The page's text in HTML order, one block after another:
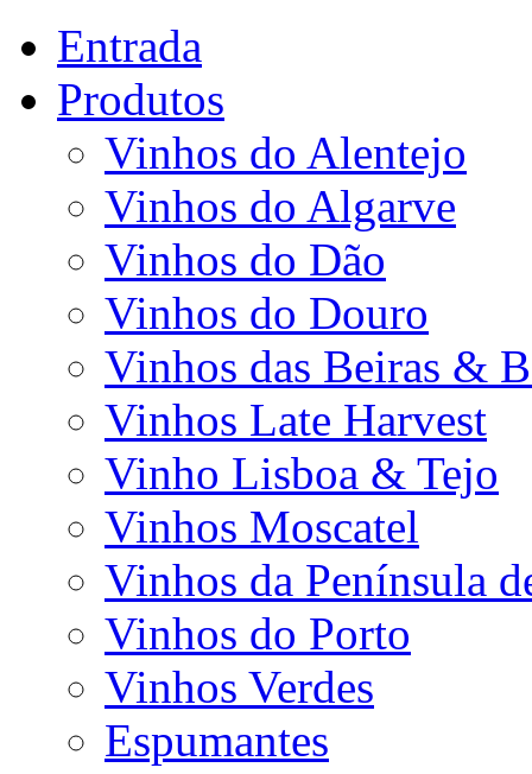
Entrada
Produtos
Vinhos do Alentejo
Vinhos do Algarve
Vinhos do Dão
Vinhos do Douro
Vinhos das Beiras &
Vinhos Late Harvest
Vinho Lisboa & Tejo
Vinhos Moscatel
Vinhos da Península
Vinhos do Porto
Vinhos Verdes
Espumantes